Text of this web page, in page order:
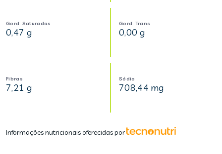
Gord. Saturadas
0,47 g
Gord. Trans
0,00 g
Fibras
7,21 g
Sódio
708,44 mg
Informações nutricionais oferecidas por